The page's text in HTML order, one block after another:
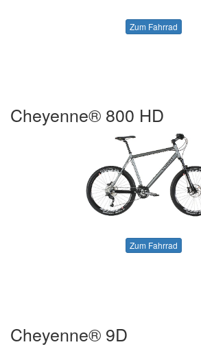
Zum Fahrrad
Cheyenne® 800 HD
Zum Fahrrad
Cheyenne® 9D